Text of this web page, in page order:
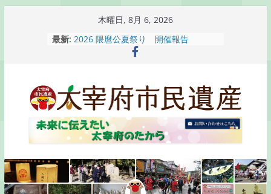
プ
木曜日, 8月 6, 2026
最新: 2026 隈麿公夏祭り 開催報告
通古賀歴史勉強会が開催されます
梅香苑夏まつり子どもみこし開催のお
知らせ
木うそ絵付け体験のお知らせ